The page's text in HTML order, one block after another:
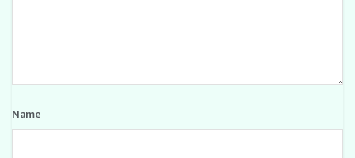
Name